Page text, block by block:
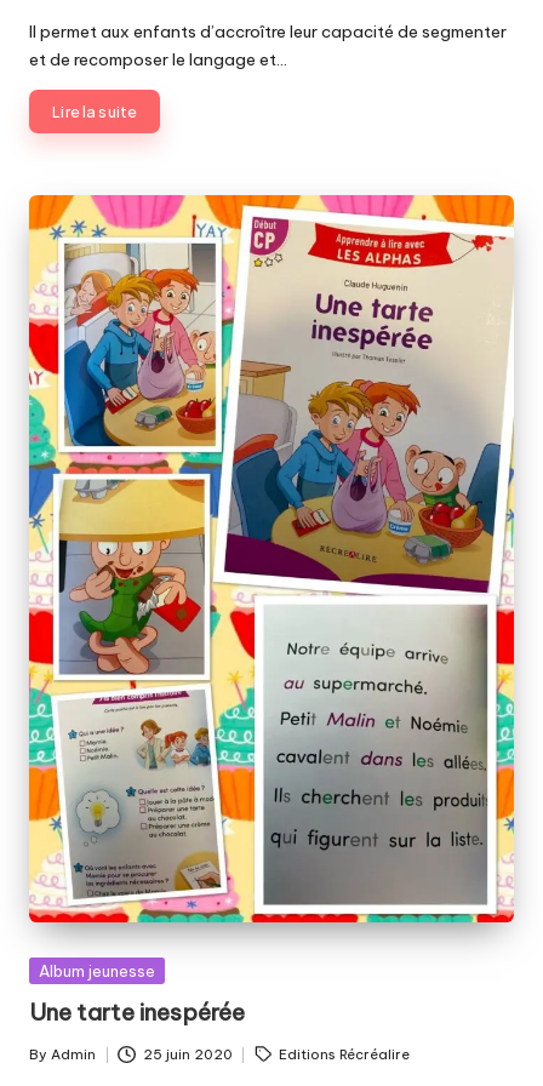
by
Il permet aux enfants d’accroître leur capacité de segmenter
et de recomposer le langage et…
Lire la suite
Posted
Album jeunesse
Une tarte inespérée
Posted
By Admin 25 juin 2020
Tags: Editions Récréalire